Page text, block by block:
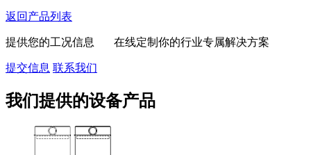
返回产品列表
提供您的工况信息 在线定制你的行业专属解决方案
提交信息 联系我们
我们提供的设备产品